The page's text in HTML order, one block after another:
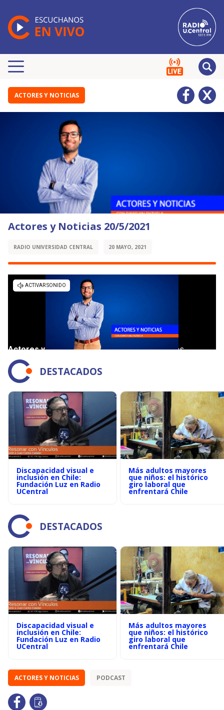
ACTORES Y NOTICIAS
Actores y Noticias 20/5/2021
RADIO UNIVERSIDAD CENTRAL 20 MAYO, 2021
DESTACADOS
Discapacidad visual e
inclusión en Chile:
Fundación Luz en Radio
UCentral
Más adultos mayores
que niños: el histórico
giro laboral que
enfrentará Chile
DESTACADOS
Discapacidad visual e
inclusión en Chile:
Fundación Luz en Radio
UCentral
Más adultos mayores
que niños: el histórico
giro laboral que
enfrentará Chile
ACTORES Y NOTICIAS PODCAST